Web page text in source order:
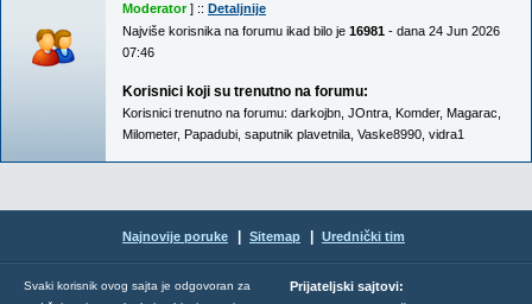
Moderator] :: Detaljnije
Najviše korisnika na forumu ikad bilo je 16981 - dana 24 Jun 2026
07:46
Korisnici koji su trenutno na forumu:
Korisnici trenutno na forumu: darkojbn JOntra Komder, Magarac
Milometer, Papadubi saputnik plavetnila Vaske8990 vidra1
Najnovije poruke Sitemap Urednički tim
Svaki korisnik ovog sajta je odgovoran za
Prijateljski sajtovi: